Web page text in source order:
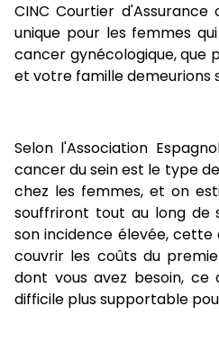
CINC Courtier
unique pour les femmes
cancer gynécologique, que
et votre famille demeurions
Selon l'Association
cancer du sein est le type
chez les femmes, et on
souffriront tout au long de
son incidence élevée,
couvrir les coûts du
dont vous avez besoin,
difficile plus supportable